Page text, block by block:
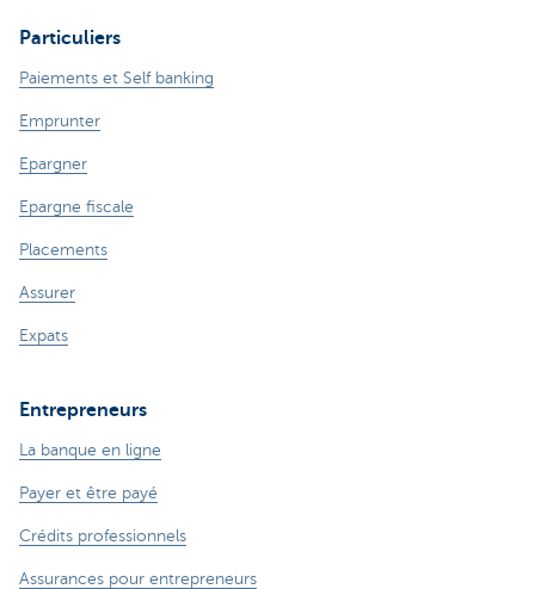
Particuliers
Paiements et Self banking
Emprunter
Epargner
Epargne fiscale
Placements
Assurer
Expats
Entrepreneurs
La banque en ligne
Payer et être payé
Crédits professionnels
Assurances pour entrepreneurs